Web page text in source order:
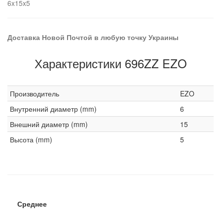
6x15x5
Доставка Новой Почтой в любую точку Украины
Характеристики 696ZZ EZO
Производитель
EZO
Внутренний диаметр (mm)
6
Внешний диаметр (mm)
15
Высота (mm)
5
Среднее